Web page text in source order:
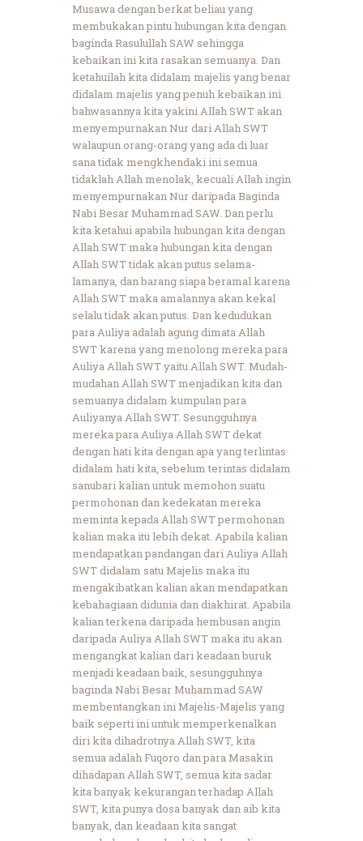
Musawa dengan berkat beliau yang
membukakan pintu hubungan kita dengan
baginda Rasulullah SAW sehingga
kebaikan ini kita rasakan semuanya. Dan
ketahuilah kita didalam majelis yang benar
didalam majelis yang penuh kebaikan ini
bahwasannya kita yakini Allah SWT akan
menyempurnakan Nur dari Allah SWT
walaupun orang-orang yang ada di luar
sana tidak mengkhendaki ini semua
tidaklah Allah menolak, kecuali Allah ingin
menyempurnakan Nur daripada Baginda
Nabi Besar Muhammad SAW. Dan perlu
kita ketahui apabila hubungan kita dengan
Allah SWT maka hubungan kita dengan
Allah SWT tidak akan putus selama-
lamanya, dan barang siapa beramal karena
Allah SWT maka amalannya akan kekal
selalu tidak akan putus. Dan kedudukan
para Auliya adalah agung dimata Allah
SWT karena yang menolong mereka para
Auliya Allah SWT yaitu Allah SWT. Mudah-
mudahan Allah SWT menjadikan kita dan
semuanya didalam kumpulan para
Auliyanya Allah SWT. Sesungguhnya
mereka para Auliya Allah SWT dekat
dengan hati kita dengan apa yang terlintas
didalam hati kita, sebelum terintas didalam
sanubari kalian untuk memohon suatu
permohonan dan kedekatan mereka
meminta kepada Allah SWT permohonan
kalian maka itu lebih dekat. Apabila kalian
mendapatkan pandangan dari Auliya Allah
SWT didalam satu Majelis maka itu
mengakibatkan kalian akan mendapatkan
kebahagiaan didunia dan diakhirat. Apabila
kalian terkena daripada hembusan angin
daripada Auliya Allah SWT maka itu akan
mengangkat kalian dari keadaan buruk
menjadi keadaan baik, sesungguhnya
baginda Nabi Besar Muhammad SAW
membentangkan ini Majelis-Majelis yang
baik seperti ini untuk memperkenalkan
diri kita dihadrotnya Allah SWT, kita
semua adalah Fuqoro dan para Masakin
dihadapan Allah SWT, semua kita sadar
kita banyak kekurangan terhadap Allah
SWT, kita punya dosa banyak dan aib kita
banyak, dan keadaan kita sangat